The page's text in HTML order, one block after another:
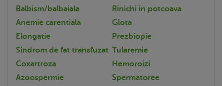
Balbism/balbaiala
Rinichi in potcoava
Anemie carentiala
Glota
Elongatie
Prezbiopie
Sindrom de fat transfuzat Tularemie
Coxartroza
Hemoroizi
Azoospermie
Spermatoree